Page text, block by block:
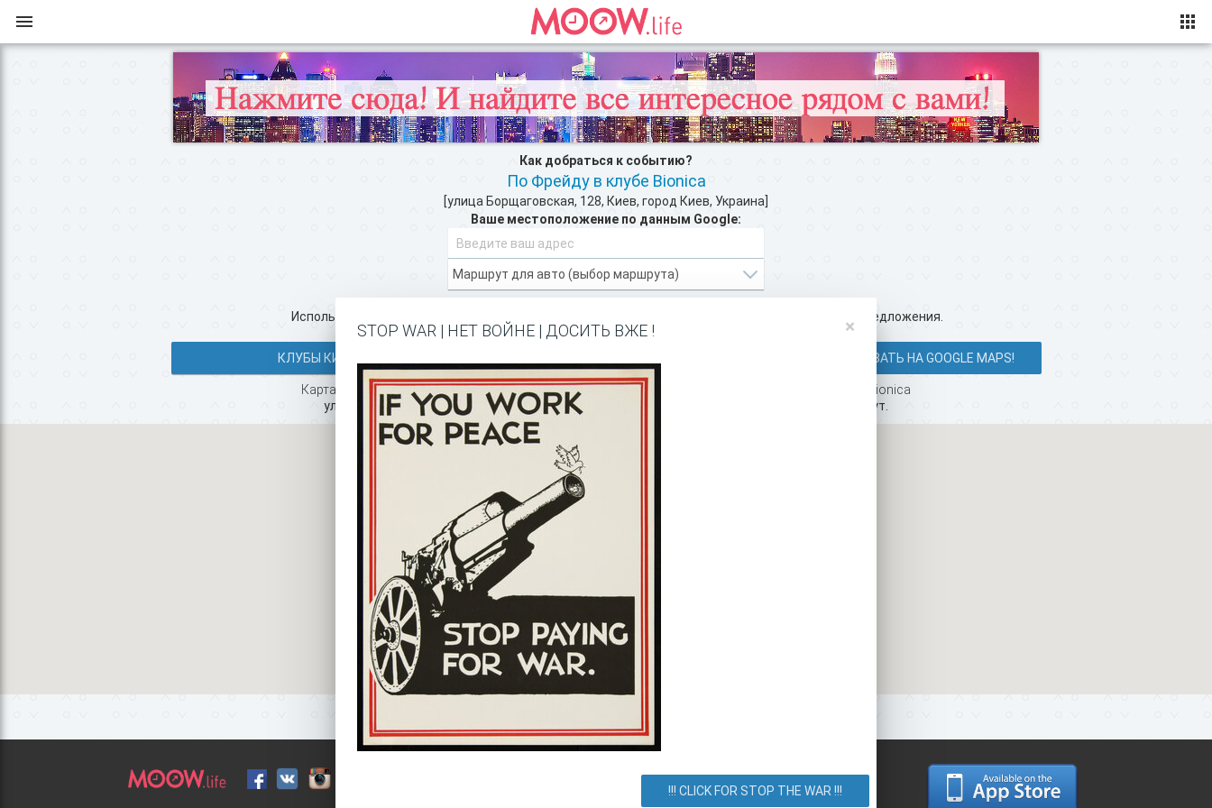
Как добраться к событию?
По Фрейду в клубе Bionica
[улица Борщаговская, 128, Киев, город Киев, Украина]
Ваше местоположение по данным Google:
Используйте все возможности Moow.life и добавляйте свои интересные предложения.
КЛУБЫ КИЕВА >> ПОКАЗАТЬ НА GOOGLE MAPS!
Карта с маршрутом, как добратся на мероприятие или проехать к событию. По Фрейду в клубе Bionica
улица Борщаговская, 128, Киев, город Киев, Украина. Как добраться? Как доехать? Маршрут.
×
STOP WAR | НЕТ ВОЙНЕ | ДОСИТЬ ВЖЕ !
!!! CLICK FOR STOP THE WAR !!!
Соглашение
О сервисе